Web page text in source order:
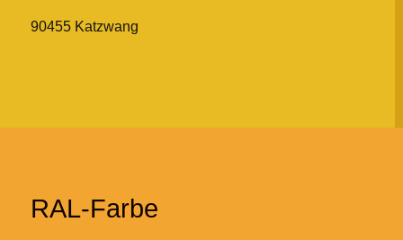
90455 Katzwang
RAL-Farbe